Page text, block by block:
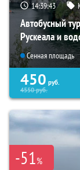
14:39:42
Автобусный
Рускеала и
Сенная площадь
450 руб.
4550руб.
-51%